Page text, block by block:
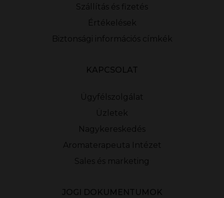
Szállítás és fizetés
Értékelések
Biztonsági információs címkék
KAPCSOLAT
Ügyfélszolgálat
Üzletek
Nagykereskedés
Aromaterapeuta Intézet
Sales és marketing
JOGI DOKUMENTUMOK